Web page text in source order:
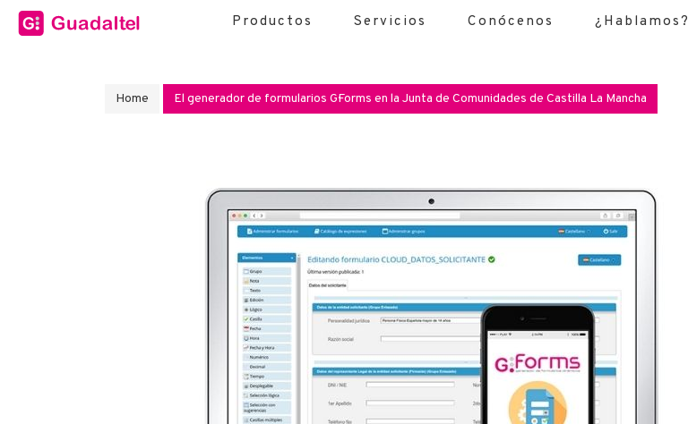
Productos Servicios Conócenos ¿Hablamos?
Home El generador de formularios G·Forms en la Junta de Comunidades de Castilla La Mancha